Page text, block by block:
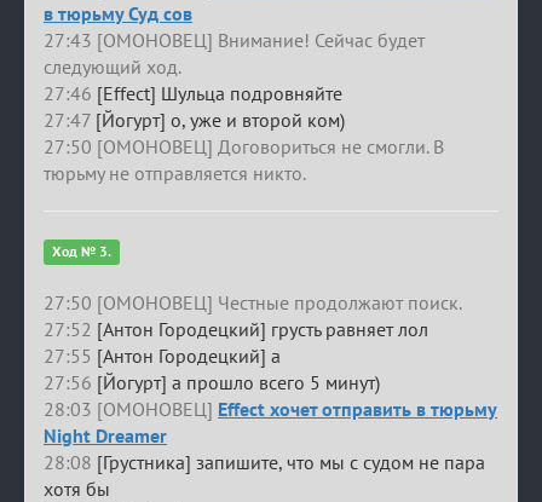
в тюрьму Суд сов
27:43 [ОМОНОВЕЦ] Внимание! Сейчас будет
следующий ход.
27:46 [Effect] Шульца подровняйте
27:47 [Йогурт] о, уже и второй ком)
27:50 [ОМОНОВЕЦ] Договориться не смогли. В
тюрьму не отправляется никто.
Ход № 3.
27:50 [ОМОНОВЕЦ] Честные продолжают поиск.
27:52 [Антон Городецкий] грусть равняет лол
27:55 [Антон Городецкий] а
27:56 [Йогурт] а прошло всего 5 минут)
28:03 [ОМОНОВЕЦ] Effect хочет отправить в тюрьму
Night Dreamer
28:08 [Грустника] запишите, что мы с судом не пара
хотя бы